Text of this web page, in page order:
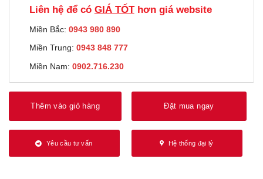
Liên hệ để có GIÁ TỐThơn giá website
Miền Bắc: 0943 980 890
Miền Trung: 0943 848 777
Miền Nam: 0902.716.230
Thêm vào giỏ hàng Đặt mua ngay
Yêu cầu tư vấn Hệ thống đại lý